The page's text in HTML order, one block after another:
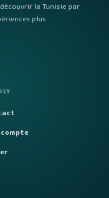
la Tunisie par
plus
compte